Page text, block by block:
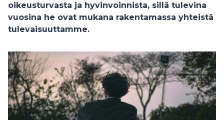
oikeusturvasta ja hyvinvoinnista, sillä tulevina
vuosina he ovat mukana rakentamassa yhteistä
tulevaisuuttamme.